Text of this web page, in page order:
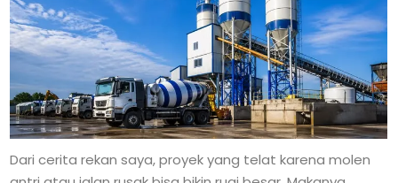
Dari cerita rekan saya, proyek yang telat karena molen